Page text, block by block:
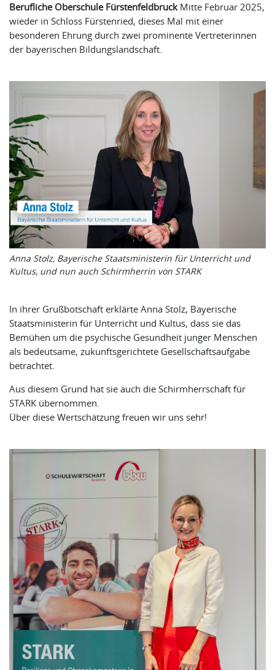
Berufliche Oberschule FürstenfeldbruckMitte Februar 2025,
wieder in Schloss Fürstenried, dieses Mal mit einer
besonderen Ehrung durch zwei prominente Vertreterinnen
der bayerischen Bildungslandschaft.
Anna Stolz, Bayerische Staatsministerin für Unterricht und
Kultus, und nun auch Schirmherrin von STARK
In ihrer Grußbotschaft erklärte Anna Stolz, Bayerische
Staatsministerin für Unterricht und Kultus, dass sie das
Bemühen um die psychische Gesundheit junger Menschen
als bedeutsame, zukunftsgerichtete Gesellschaftsaufgabe
betrachtet.
Aus diesem Grund hat sie auch die Schirmherrschaft für
STARK übernommen.
Über diese Wertschätzung freuen wir uns sehr!